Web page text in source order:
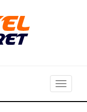
Toggle
navigation